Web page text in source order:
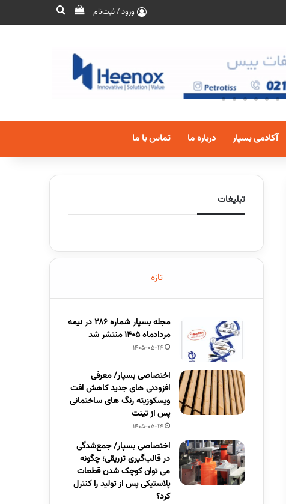
ورود / ثبت‌نام
آکادمی بسپار درباره ما تماس با ما
تبلیغات
تازه
مجله بسپار شماره 286 در نیمه
مردادماه 1405 منتشر شد
1405-05-14
اختصاصی بسپار/ معرفی
افزودنی های جدید کاهش افت
ویسکوزیته رنگ های ساختمانی
پس از تینت
1405-05-14
اختصاصی بسپار/ جمع‌شدگی
در قالب‌گیری تزریقی؛ چگونه
می توان کوچک شدن قطعات
پلاستیکی پس از تولید را کنترل
کرد؟